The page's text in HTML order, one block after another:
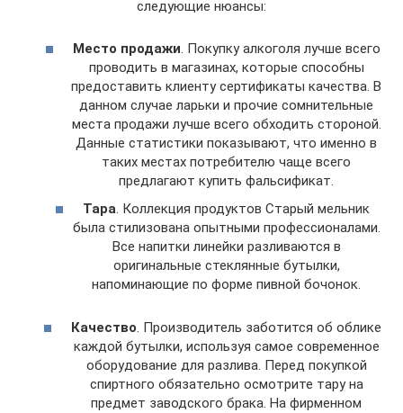
следующие нюансы:
Место продажи . Покупку алкоголя лучше всего
проводить в магазинах, которые способны
предоставить клиенту сертификаты качества. В
данном случае ларьки и прочие сомнительные
места продажи лучше всего обходить стороной.
Данные статистики показывают, что именно в
таких местах потребителю чаще всего
предлагают купить фальсификат.
Тара. Коллекция продуктов Старый мельник
была стилизована опытными профессионалами.
Все напитки линейки разливаются в
оригинальные стеклянные бутылки,
напоминающие по форме пивной бочонок.
Качество. Производитель заботится об облике
каждой бутылки, используя самое современное
оборудование для разлива. Перед покупкой
спиртного обязательно осмотрите тару на
предмет заводского брака. На фирменном